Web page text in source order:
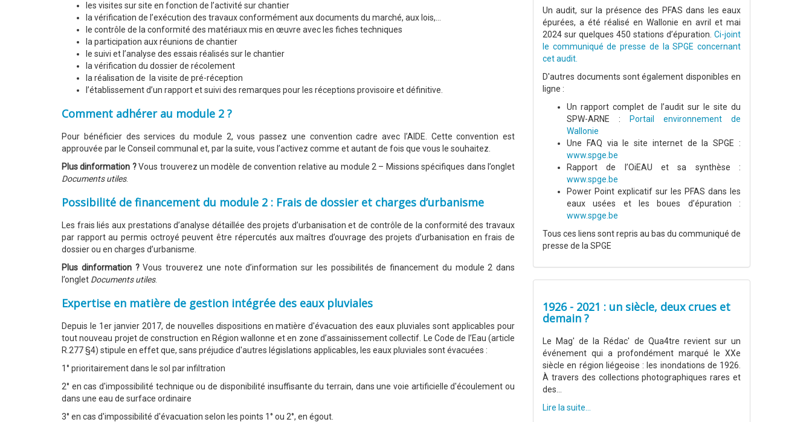
les visites sur site en fonction de l’activité sur chantier
la vérification de l’exécution des travaux conformément aux documents du marché, aux lois,…
le contrôle de la conformité des matériaux mis en œuvre avec les fiches techniques
la participation aux réunions de chantier
le suivi et l’analyse des essais réalisés sur le chantier
la vérification du dossier de récolement
la réalisation de la visite de pré-réception
l’établissement d’un rapport et suivi des remarques pour les réceptions provisoire et définitive.
Comment adhérer au module 2 ?
Pour bénéficier des services du module 2, vous passez une convention cadre avec l’AIDE. Cette convention est
approuvée par le Conseil communal et, par la suite, vous l’activez comme et autant de fois que vous le souhaitez.
Plus dinformation ?Vous trouverez un modèle de convention relative au module 2 – Missions spécifiques dans l’onglet
Documents utiles.
Possibilité de financement du module 2 : Frais de dossier et charges d’urbanisme
Les frais liés aux prestations d’analyse détaillée des projets d’urbanisation et de contrôle de la conformité des travaux
par rapport au permis octroyé peuvent être répercutés aux maîtres d’ouvrage des projets d’urbanisation en frais de
dossier ou en charges d’urbanisme.
Plus dinformation ?Vous trouverez une note d’information sur les possibilités de financement du module 2 dans
l’onglet Documents utiles.
Expertise en matière de gestion intégrée des eaux pluviales
Depuis le 1er janvier 2017, de nouvelles dispositions en matière d'évacuation des eaux pluviales sont applicables pour
tout nouveau projet de construction en Région wallonne et en zone d’assainissement collectif. Le Code de l’Eau (article
R.277 §4) stipule en effet que, sans préjudice d'autres législations applicables, les eaux pluviales sont évacuées :
1° prioritairement dans le sol par infiltration
2° en cas d'impossibilité technique ou de disponibilité insuffisante du terrain, dans une voie artificielle d'écoulement ou
dans une eau de surface ordinaire
3° en cas d'impossibilité d'évacuation selon les points 1° ou 2°, en égout.
Un audit, sur la présence des PFAS dans les eaux
épurées, a été réalisé en Wallonie en avril et mai
2024 sur quelques 450 stations d’épuration. Ci-joint
le communiqué de presse de la SPGE concernant
cet audit.
D'autres documents sont également disponibles en
ligne :
Un rapport complet de l’audit sur le site du
SPW-ARNE :
Portail environnement de
Wallonie
Une FAQ via le site internet de la SPGE :
www.spge.be
Rapport de l’OiEAU et sa synthèse :
www.spge.be
Power Point explicatif sur les PFAS dans les
eaux usées et les boues d’épuration :
www.spge.be
Tous ces liens sont repris au bas du communiqué de
presse de la SPGE
1926 - 2021 : un siècle, deux crues et
demain ?
Le Mag' de la Rédac' de Qua4tre revient sur un
événement qui a profondément marqué le XXe
siècle en région liégeoise : les inondations de 1926.
À travers des collections photographiques rares et
des...
Lire la suite...